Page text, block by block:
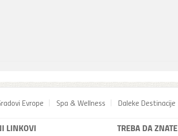
Evrope Spa & Wellness Daleke Destinacije
LINKOVI TREBA DA ZNATE